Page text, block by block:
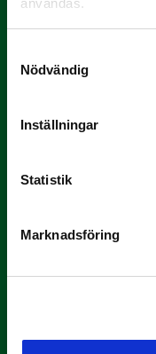
användas.
Nödvändig
Inställningar
Statistik
Marknadsföring
Här är de…